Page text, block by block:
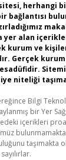
herhangi
bağlantısı
yer alan
kurum ve
Gerçek
niteliği
Bilgi
bir Yer
içerikleri
taşımakta